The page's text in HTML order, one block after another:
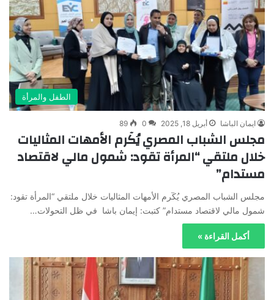
الطفل والمرأة
ايمان الباشا أبريل 18, 2025 0
89
مجلس الشباب المصري يُكٓرم الأمهات المثاليات
خلال ملتقي “المرأة تقود: شمول مالي لاقتصاد
مستدام”
مجلس الشباب المصري يُكٓرم الأمهات المثاليات خلال ملتقي “المرأة تقود:
شمول مالي لاقتصاد مستدام” كتبت: إيمان باشا في ظل التحولات…
أكمل القراءة »